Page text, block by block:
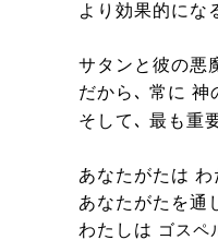
より効果的にな
サタンと彼の悪
だから､ 常に
そして､ 最も重
あなたがたは わ
あなたがたを通
わたしは ゴスペ